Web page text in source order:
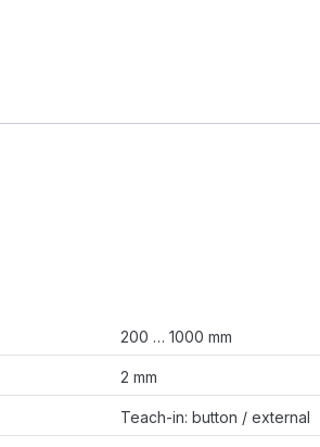
200 … 1000 mm
2 mm
Teach-in: button / external